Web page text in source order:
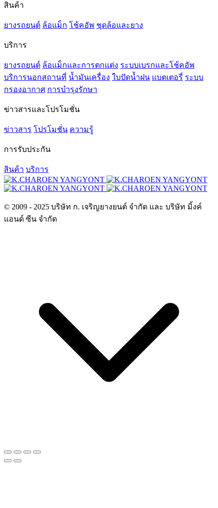
สินค้า
ยางรถยนต์ ล้อแม็ก โช้คอัพ ชุดล้อและยาง
บริการ
ยางรถยนต์ ล้อแม็กและการตกแต่ง ระบบเบรกและโช้คอัพ
บริการนอกสถานที่ น้ำมันเครื่อง ใบปัดน้ำฝน แบตเตอรี่ ระบบ
กรองอากาศ การบำรุงรักษา
ข่าวสารและโปรโมชั่น
ข่าวสาร โปรโมชั่น ความรู้
การรับประกัน
สินค้า บริการ
© 2009 - 2025 บริษัท ก. เจริญยางยนต์ จำกัด และ บริษัท มิ้งค์
แอนด์ ซีน จำกัด